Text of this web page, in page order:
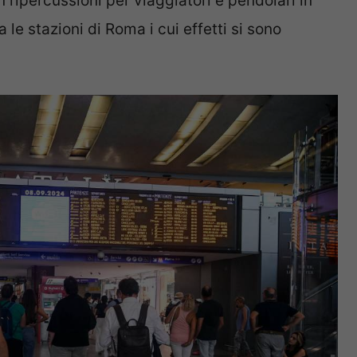
stazioni di Roma i cui effetti si sono